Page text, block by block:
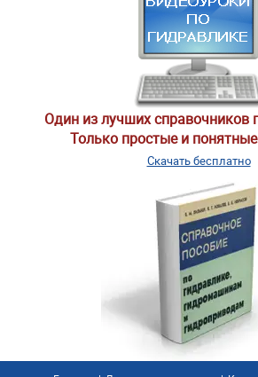
Один из лучших справочников
Только простые и
Скачать бесплатно